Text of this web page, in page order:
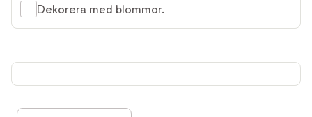
Dekorera med blommor.